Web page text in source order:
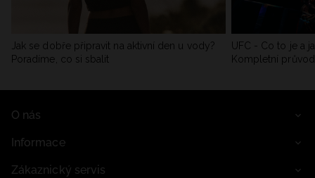
Jak se dobře připravit na aktivní den u vody?
Poradíme, co si sbalit
UFC - Co to je a
Kompletní
O nás
Informace
Zákaznický servis